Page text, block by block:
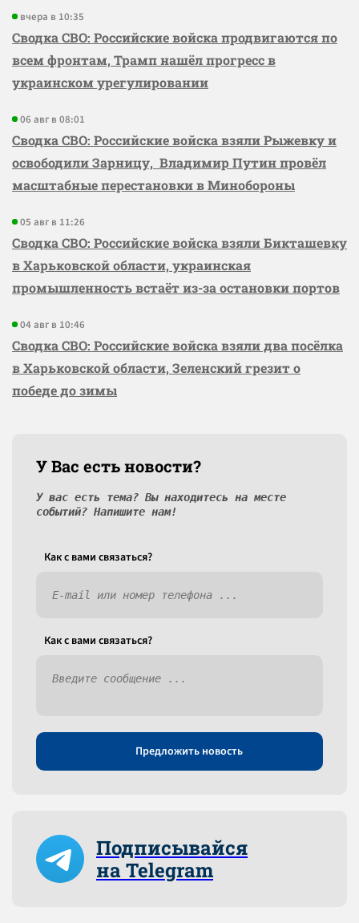
вчера в 10:35
Сводка СВО: Российские войска продвигаются по
всем фронтам, Трамп нашёл прогресс в
украинском урегулировании
06 авг в 08:01
Сводка СВО: Российские войска взяли Рыжевку и
освободили Зарницу, Владимир Путин провёл
масштабные перестановки в Минобороны
05 авг в 11:26
Сводка СВО: Российские войска взяли Бикташевку
в Харьковской области, украинская
промышленность встаёт из-за остановки портов
04 авг в 10:46
Сводка СВО: Российские войска взяли два посёлка
в Харьковской области, Зеленский грезит о
победе до зимы
У Вас есть новости?
У вас есть тема? Вы находитесь на месте
событий? Напишите нам!
Как c вами связаться?
Как c вами связаться?
Предложить новость
Подписывайся
на Telegram